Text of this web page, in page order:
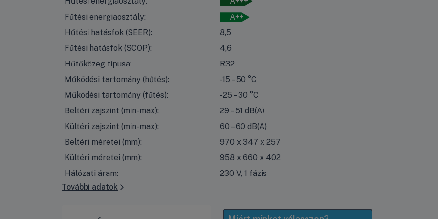
Fűtési energiaosztály:
A++
Hűtési hatásfok (SEER):
8,5
Fűtési hatásfok (SCOP):
4,6
Hűtőközeg típusa:
R32
Működési tartomány (hűtés):
-15 – 50 °C
Működési tartomány (fűtés):
-25 – 30 °C
Beltéri zajszint (min-max):
29 – 51 dB(A)
Kültéri zajszint (min-max):
60 – 60 dB(A)
Beltéri méretei (mm):
970 x 347 x 257
Kültéri méretei (mm):
958 x 660 x 402
Hálózati áram:
230 V, 1 fázis
További adatok